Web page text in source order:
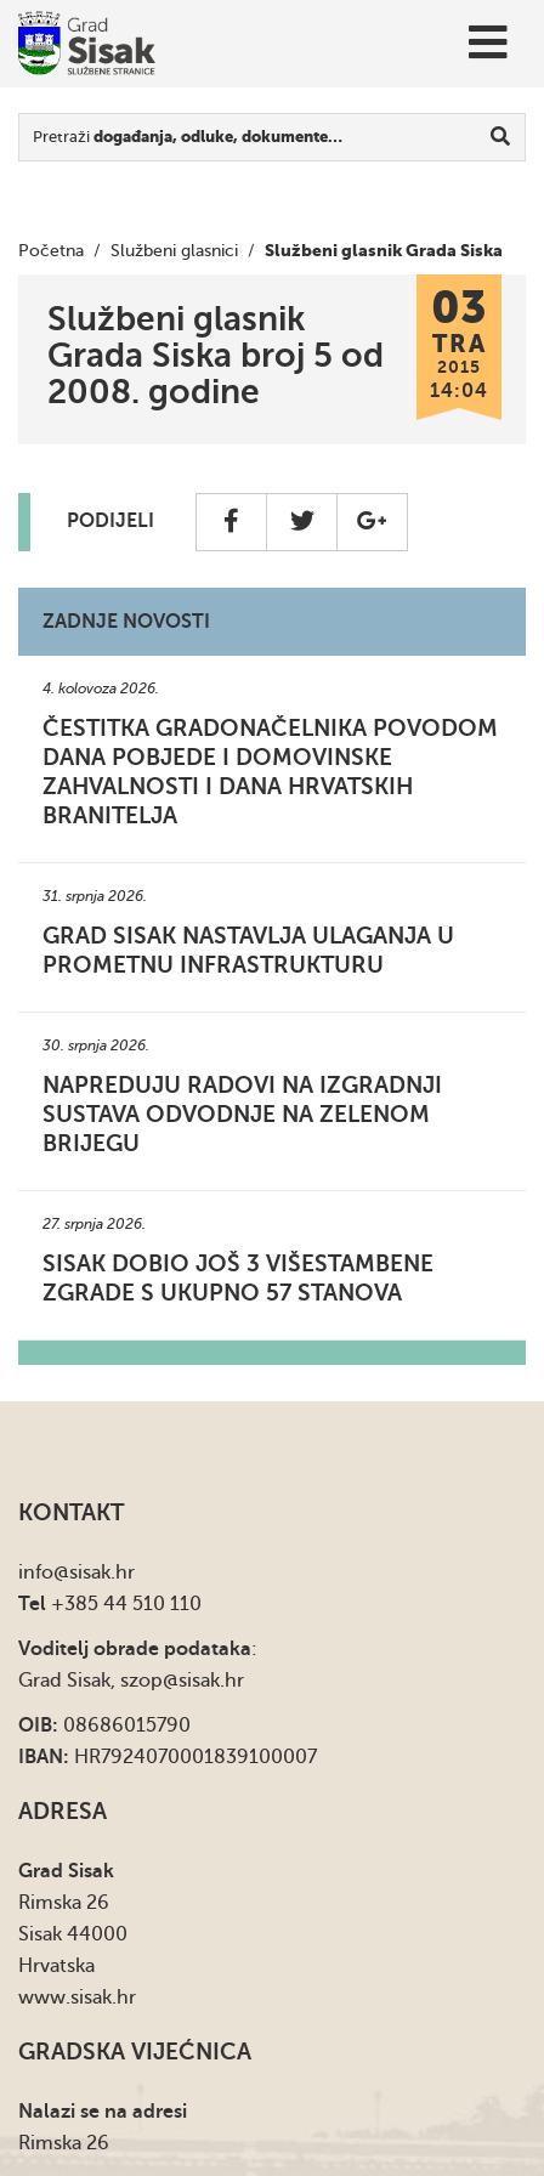
Pretraži događanja, odluke, dokumente…
Početna / Službeni glasnici / Službeni glasnik Grada Siska
Službeni glasnik
Grada Siska broj 5 od
2008. godine
03
TRA
2015
14:04
PODIJELI
ZADNJE NOVOSTI
4. kolovoza 2026.
ČESTITKA GRADONAČELNIKA POVODOM
DANA POBJEDE I DOMOVINSKE
ZAHVALNOSTI I DANA HRVATSKIH
BRANITELJA
31. srpnja 2026.
GRAD SISAK NASTAVLJA ULAGANJA U
PROMETNU INFRASTRUKTURU
30. srpnja 2026.
NAPREDUJU RADOVI NA IZGRADNJI
SUSTAVA ODVODNJE NA ZELENOM
BRIJEGU
27. srpnja 2026.
SISAK DOBIO JOŠ 3 VIŠESTAMBENE
ZGRADE S UKUPNO 57 STANOVA
KONTAKT
info@sisak.hr
Tel +385 44 510 110
Voditelj obrade podataka:
Grad Sisak, szop@sisak.hr
OIB: 08686015790
IBAN: HR7924070001839100007
ADRESA
Grad Sisak
Rimska 26
Sisak 44000
Hrvatska
www.sisak.hr
GRADSKA VIJEĆNICA
Nalazi se na adresi
Rimska 26